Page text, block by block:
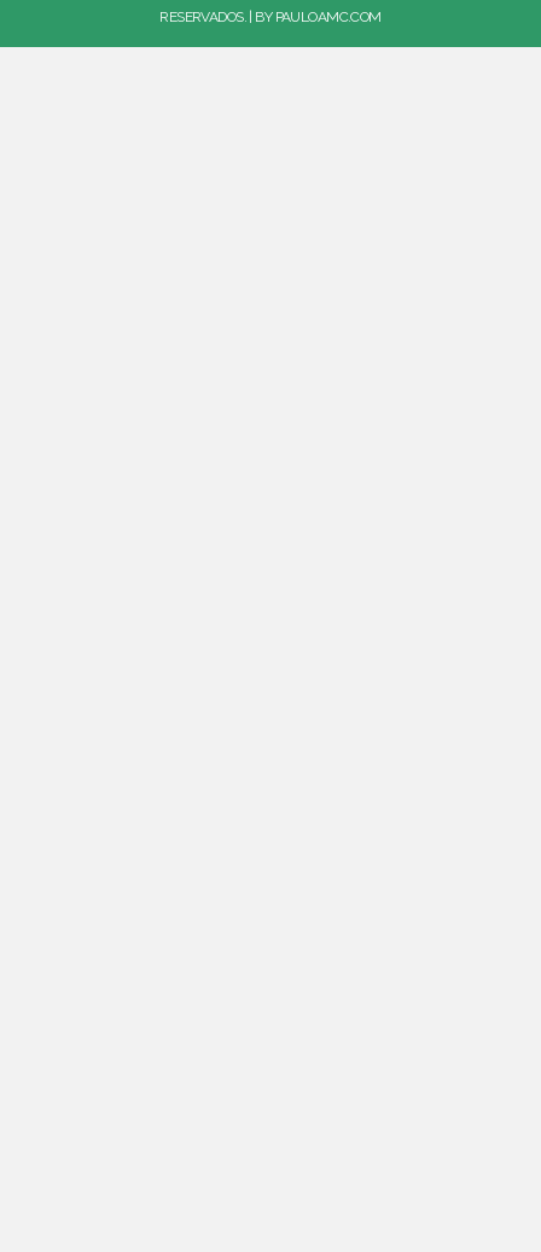
RESERVADOS. | BY PAULOAMC.COM